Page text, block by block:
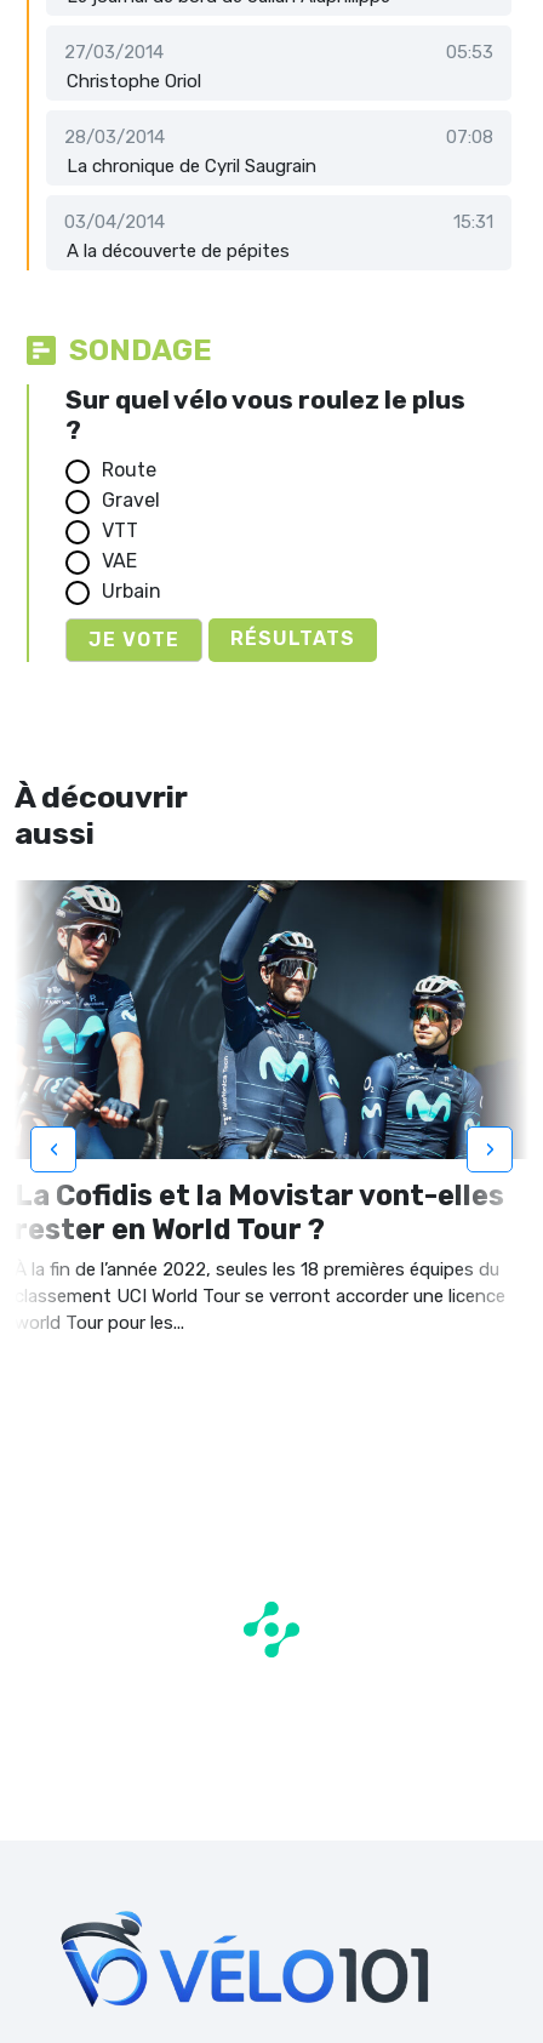
27/03/2014
05:53
Christophe Oriol
28/03/2014
07:08
La chronique de Cyril Saugrain
03/04/2014
15:31
A la découverte de pépites
SONDAGE
Sur quel vélo vous roulez le plus
?
Route
Gravel
VTT
VAE
Urbain
RÉSULTATS
À découvrir
aussi
La Cofidis et la Movistar vont-elles
rester en World Tour ?
À la fin de l’année 2022, seules les 18 premières équipes du
classement UCI World Tour se verront accorder une licence
world Tour pour les...
‹ ›